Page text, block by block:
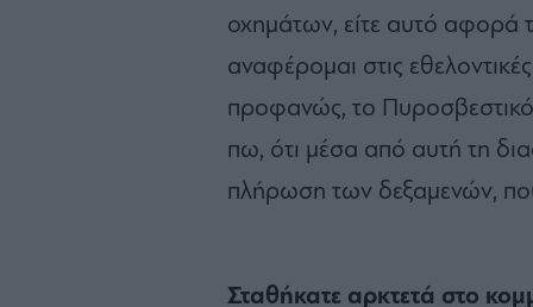
οχημάτων, είτε αυτό αφορά
αναφέρομαι στις
προφανώς, το
πω, ότι μέσα από αυτή τη
πλήρωση των δεξαμενών, που
Σταθήκατε αρκτετά στο